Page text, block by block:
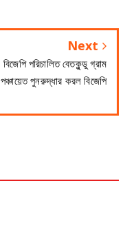
Next
বিজেপি পরিচালিত বেতকুন্ডু গ্রাম
পঞ্চায়েত পুনরুদ্ধার করল বিজেপি